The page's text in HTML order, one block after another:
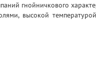
гнойничкового
высокой